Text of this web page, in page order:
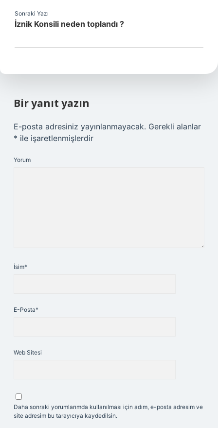
Sonraki Yazı
İznik Konsili neden toplandı ?
Bir yanıt yazın
E-posta adresiniz yayınlanmayacak. Gerekli alanlar
* ile işaretlenmişlerdir
Yorum
İsim*
E-Posta*
Web Sitesi
Daha sonraki yorumlarımda kullanılması için adım, e-posta adresim ve
site adresim bu tarayıcıya kaydedilsin.